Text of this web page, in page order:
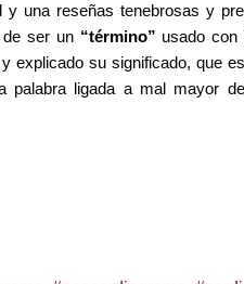
y una reseñas tenebrosas y
de ser un “término” usado con
explicado su significado, que
palabra ligada a mal mayor